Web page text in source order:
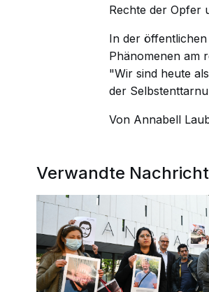
Rechte der Opfer
In der
Phänomenen am
"Wir sind heute
der
Von Annabell
Verwandte